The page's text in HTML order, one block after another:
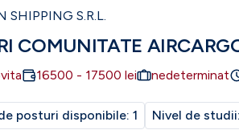
SHIPPING S.R.L.
COMUNITATE
16500 - 17500 lei nedeterminat
posturi disponibile: 1 Nivel de studii: